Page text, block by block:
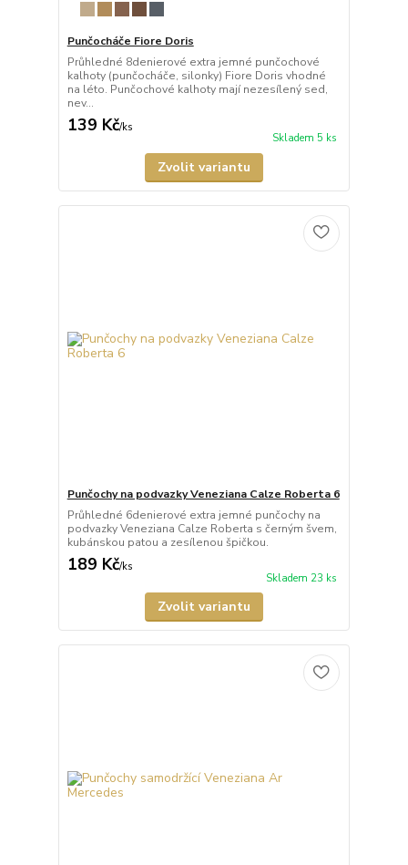
Punčocháče Fiore Doris
Průhledné 8denierové extra jemné punčochové
kalhoty (punčocháče, silonky) Fiore Doris vhodné
na léto. Punčochové kalhoty mají nezesílený sed,
nev...
139 Kč/ks
Skladem 5 ks
Zvolit variantu
Punčochy na podvazky Veneziana Calze Roberta 6
Průhledné 6denierové extra jemné punčochy na
podvazky Veneziana Calze Roberta s černým švem,
kubánskou patou a zesílenou špičkou.
189 Kč/ks
Skladem 23 ks
Zvolit variantu